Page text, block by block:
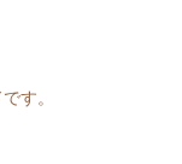
す。